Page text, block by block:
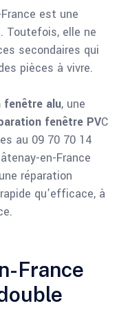
est une
Toutefois, elle ne
secondaires qui
pièces à vivre.
fenêtre alu, une
fenêtre PVC
au 09 70 70 14
en-France
réparation
qu’efficace, à
France